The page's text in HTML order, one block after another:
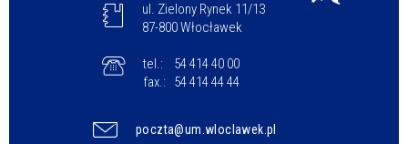
ul. Zielony Rynek 11/13
87-800 Włocławek
tel.:
54 414 40 00
fax.:
54 414 44 44
poczta@um.wloclawek.pl